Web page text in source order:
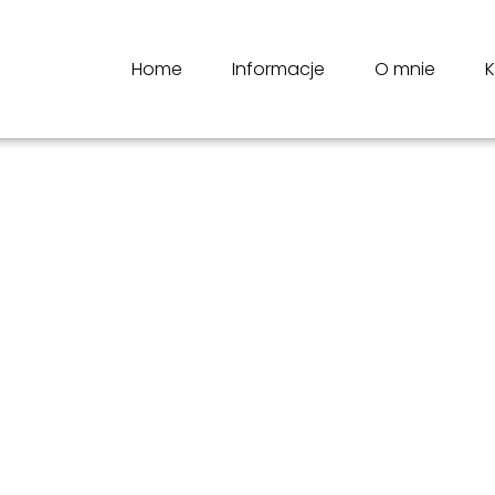
Home Informacje O mnie